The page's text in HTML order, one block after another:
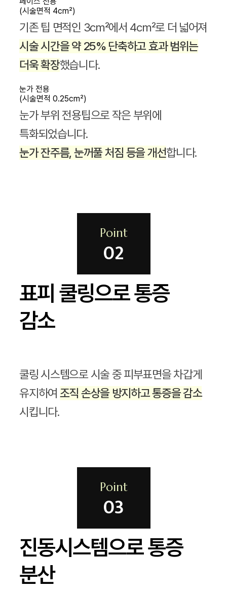
(시술면적 4cm²)
기존 팁 면적인 3cm²에서 4cm²로 더 넓어져
시술 시간을 약 25% 단축하고 효과 범위는
더욱 확장했습니다.
눈가 전용
(시술면적 0.25cm²)
눈가 부위 전용팁으로 작은 부위에
특화되었습니다.
눈가 잔주름, 눈꺼풀 처짐 등을 개선합니다.
Point
02
표피 쿨링으로 통증
감소
쿨링 시스템으로 시술 중 피부표면을 차갑게
유지하여 조직 손상을 방지하고 통증을 감소
시킵니다.
Point
03
진동시스템으로 통증
분산